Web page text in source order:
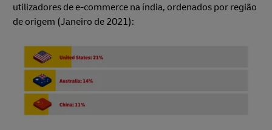
utilizadores de e-commerce na índia, ordenados por região
de origem (Janeiro de 2021):